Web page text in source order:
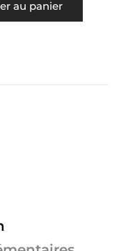
au panier